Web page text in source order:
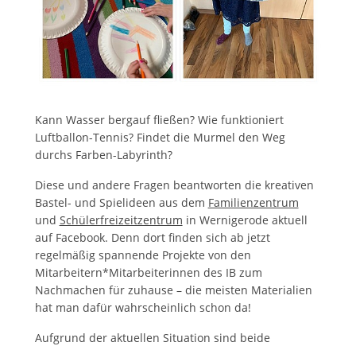
Kann Wasser bergauf fließen? Wie funktioniert
Luftballon-Tennis? Findet die Murmel den Weg
durchs Farben-Labyrinth?
Diese und andere Fragen beantworten die kreativen
Bastel- und Spielideen aus dem Familienzentrum
und Schülerfreizeitzentrum in Wernigerode aktuell
auf Facebook. Denn dort finden sich ab jetzt
regelmäßig spannende Projekte von den
Mitarbeitern*Mitarbeiterinnen des IB zum
Nachmachen für zuhause – die meisten Materialien
hat man dafür wahrscheinlich schon da!
Aufgrund der aktuellen Situation sind beide